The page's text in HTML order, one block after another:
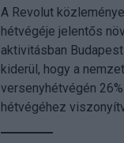
A Revolut
hétvégéje jelentős
aktivitásban
kiderül, hogy a
versenyhétvégén
hétvégéhez